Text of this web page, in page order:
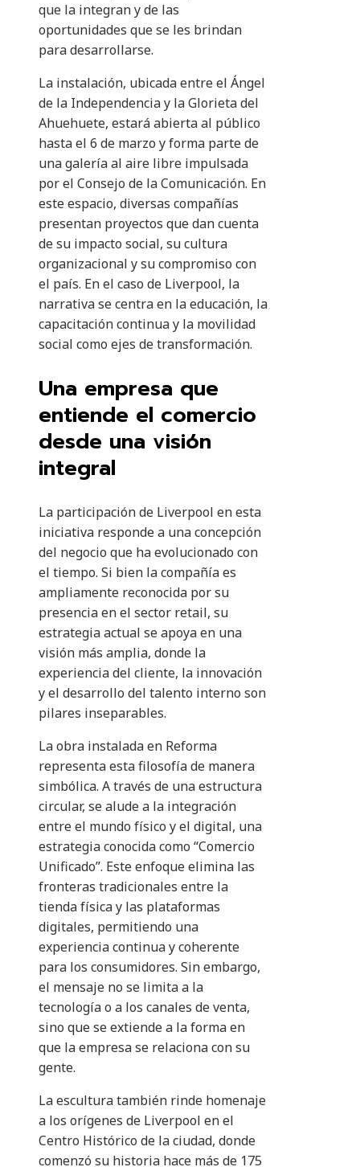
que la integran y de las
oportunidades que se les brindan
para desarrollarse.
La instalación, ubicada entre el Ángel
de la Independencia y la Glorieta del
Ahuehuete, estará abierta al público
hasta el 6 de marzo y forma parte de
una galería al aire libre impulsada
por el Consejo de la Comunicación. En
este espacio, diversas compañías
presentan proyectos que dan cuenta
de su impacto social, su cultura
organizacional y su compromiso con
el país. En el caso de Liverpool, la
narrativa se centra en la educación, la
capacitación continua y la movilidad
social como ejes de transformación.
Una empresa que
entiende el comercio
desde una visión
integral
La participación de Liverpool en esta
iniciativa responde a una concepción
del negocio que ha evolucionado con
el tiempo. Si bien la compañía es
ampliamente reconocida por su
presencia en el sector retail, su
estrategia actual se apoya en una
visión más amplia, donde la
experiencia del cliente, la innovación
y el desarrollo del talento interno son
pilares inseparables.
La obra instalada en Reforma
representa esta filosofía de manera
simbólica. A través de una estructura
circular, se alude a la integración
entre el mundo físico y el digital, una
estrategia conocida como “Comercio
Unificado”. Este enfoque elimina las
fronteras tradicionales entre la
tienda física y las plataformas
digitales, permitiendo una
experiencia continua y coherente
para los consumidores. Sin embargo,
el mensaje no se limita a la
tecnología o a los canales de venta,
sino que se extiende a la forma en
que la empresa se relaciona con su
gente.
La escultura también rinde homenaje
a los orígenes de Liverpool en el
Centro Histórico de la ciudad, donde
comenzó su historia hace más de 175